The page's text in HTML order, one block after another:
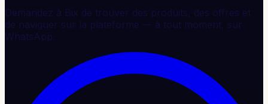
Demandez à Bix de trouver des produits, des offres et
de naviguer sur la plateforme — à tout moment, sur
WhatsApp.